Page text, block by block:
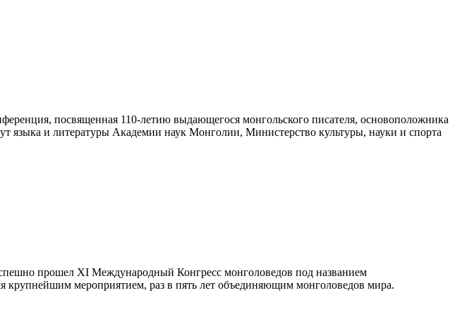
посвященная 110-летию выдающегося монгольского писателя, основоположника
и литературы Академии наук Монголии, Министерство культуры, науки и спорта
прошел XI Международный Конгресс монголоведов под названием
крупнейшим мероприятием, раз в пять лет объединяющим монголоведов мира.